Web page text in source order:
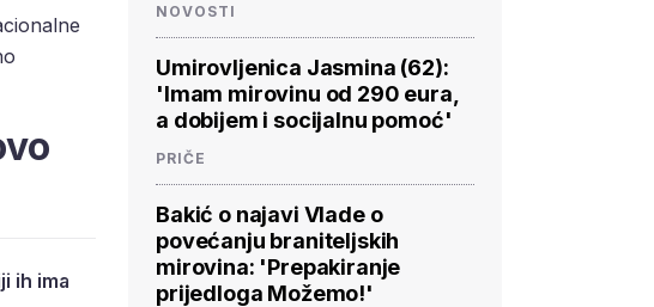
ih ima
NOVOSTI
Umirovljenica Jasmina (62):
'Imam mirovinu od 290 eura,
a dobijem i socijalnu pomoć'
PRIČE
Bakić o najavi Vlade o
povećanju braniteljskih
mirovina: 'Prepakiranje
prijedloga Možemo!'